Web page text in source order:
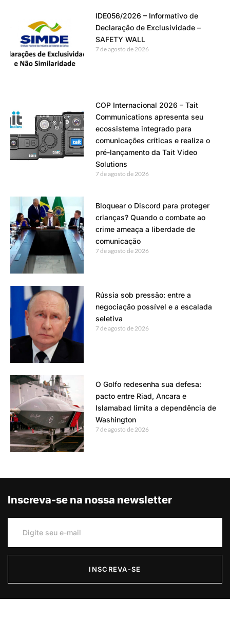
IDE056/2026 – Informativo de
Declaração de Exclusividade –
SAFETY WALL
7 de agosto de 2026
COP Internacional 2026 – Tait
Communications apresenta seu
ecossistema integrado para
comunicações críticas e realiza o
pré-lançamento da Tait Video
Solutions
7 de agosto de 2026
Bloquear o Discord para proteger
crianças? Quando o combate ao
crime ameaça a liberdade de
comunicação
7 de agosto de 2026
Rússia sob pressão: entre a
negociação possível e a escalada
seletiva
7 de agosto de 2026
O Golfo redesenha sua defesa:
pacto entre Riad, Ancara e
Islamabad limita a dependência de
Washington
7 de agosto de 2026
Inscreva-se na nossa newsletter
INSCREVA-SE